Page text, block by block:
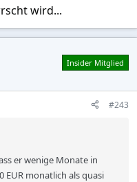
wird...
Insider Mitglied
#243
er wenige Monate in
EUR monatlich als quasi